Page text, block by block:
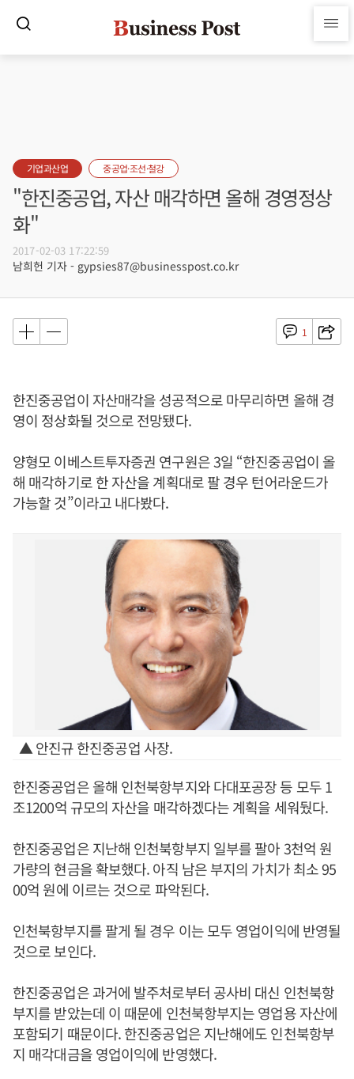
기업과산업 중공업·조선·철강
"한진중공업, 자산 매각하면 올해 경영정상
화"
2017-02-03 17:22:59
남희헌 기자 - gypsies87@businesspost.co.kr
1
한진중공업이 자산매각을 성공적으로 마무리하면 올해 경
영이 정상화될 것으로 전망됐다.
양형모 이베스트투자증권 연구원은 3일 “한진중공업이 올
해 매각하기로 한 자산을 계획대로 팔 경우 턴어라운드가
가능할 것”이라고 내다봤다.
▲ 안진규 한진중공업 사장.
한진중공업은 올해 인천북항부지와 다대포공장 등 모두 1
조1200억 규모의 자산을 매각하겠다는 계획을 세워뒀다.
한진중공업은 지난해 인천북항부지 일부를 팔아 3천억 원
가량의 현금을 확보했다. 아직 남은 부지의 가치가 최소 95
00억 원에 이르는 것으로 파악된다.
인천북항부지를 팔게 될 경우 이는 모두 영업이익에 반영될
것으로 보인다.
한진중공업은 과거에 발주처로부터 공사비 대신 인천북항
부지를 받았는데 이 때문에 인천북항부지는 영업용 자산에
포함되기 때문이다. 한진중공업은 지난해에도 인천북항부
지 매각대금을 영업이익에 반영했다.